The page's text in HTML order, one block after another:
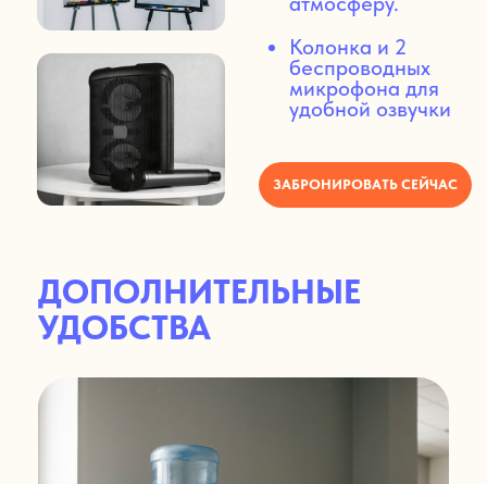
Чайник, кулер с водой и питьевая
вода всегда под рукой
Чай, сахар, печенье, конфеты — всё
для вашего удобства
Одноразовые стаканчики и бумажные
салфетки — без дополнительных
ДЛЯ КОГО НАШ ЗАЛ?
ПРОВЕДЕНИЯ
ЛЕКЦИЙ И МАСТЕР-
КЛАССОВ
ОРГАНИЗУЮЩИЕ
СОВЕЩАНИЯ
И ТРЕНИНГИ